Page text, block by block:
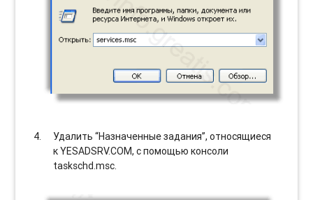
Удалить “Назначенные задания”, относящиеся
к YESADSRV.COM, с помощью консоли
taskschd.msc.